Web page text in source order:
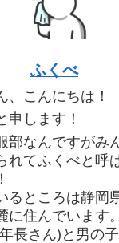
ふくべ
、こんにちは！
申します！
部なんですがみ
れてふくべと呼
るところは静岡
に住んでいます。
長さん)と男の